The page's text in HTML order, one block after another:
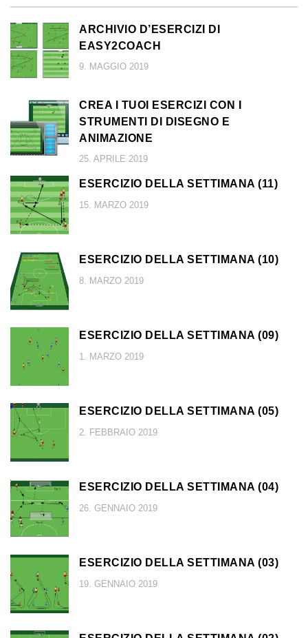
ARCHIVIO D’ESERCIZI DI
EASY2COACH
9. MAGGIO 2019
CREA I TUOI ESERCIZI CON I
STRUMENTI DI DISEGNO E
ANIMAZIONE
25. APRILE 2019
ESERCIZIO DELLA SETTIMANA (11)
15. MARZO 2019
ESERCIZIO DELLA SETTIMANA (10)
8. MARZO 2019
ESERCIZIO DELLA SETTIMANA (09)
1. MARZO 2019
ESERCIZIO DELLA SETTIMANA (05)
2. FEBBRAIO 2019
ESERCIZIO DELLA SETTIMANA (04)
26. GENNAIO 2019
ESERCIZIO DELLA SETTIMANA (03)
19. GENNAIO 2019